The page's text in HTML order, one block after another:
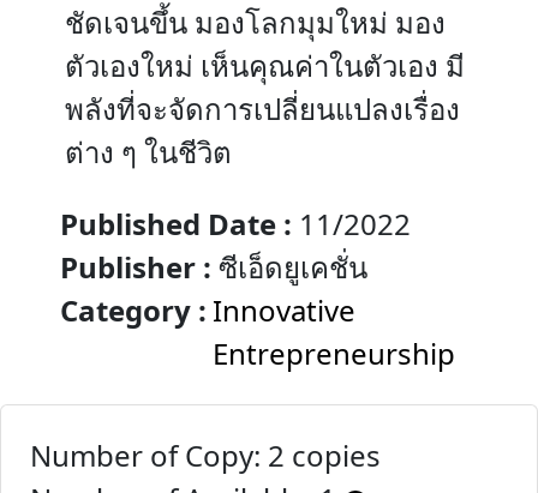
ชัดเจนขึ้น มองโลกมุมใหม่ มอง
ตัวเองใหม่ เห็นคุณค่าในตัวเอง มี
พลังที่จะจัดการเปลี่ยนแปลงเรื่อง
ต่าง ๆ ในชีวิต
Published Date : 11/2022
Publisher : ซีเอ็ดยูเคชั่น
Category : Innovative
Entrepreneurship
Number of Copy: 2 copies